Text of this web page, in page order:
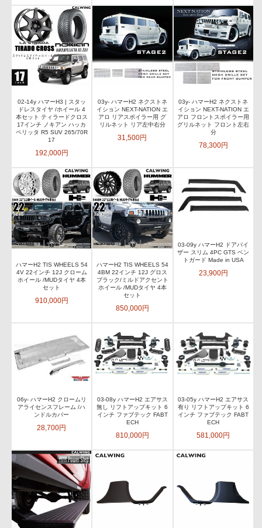
02-14y ハマーH3 | スタッ
ドレスタイヤ /ホイール 4
本セット ティラードクロス
17インチ ノキアン ハッカ
ペリッタ R5 SUV 265/70R
17
192,000円
03y- ハマーH2 ネクストネ
イション NEXT-NATION エ
アロ リアスポイラー用 グ
リルネット リア左中右分
31,500円
03y- ハマーH2 ネクストネ
イション NEXT-NATION エ
アロ フロントスポイラー用
グリルネット フロント左右
分
78,300円
ハマーH2 TIS WHEELS 54
4V 22インチ 12J クローム
ホイール /MUDタイヤ 4本
セット
910,000円
ハマーH2 TIS WHEELS 54
4BM 22インチ 12J グロス
ブラック/ミルドアクセント
ホイール /MUDタイヤ 4本
セット
850,000円
03-09y ハマーH2 ドアバイ
ザー スリム 4PC GTS ベン
トガード Made in USA
23,900円
06y- ハマーH2 クロームリ
アライセンスフレーム /ハ
ンドルカバー
28,700円
03-08y ハマーH2 エアサス
無し リフトアップキット 6
インチ ファブテック FABT
ECH
810,000円
03-05y ハマーH2 エアサス
有り リフトアップキット 6
インチ ファブテック FABT
ECH
581,000円